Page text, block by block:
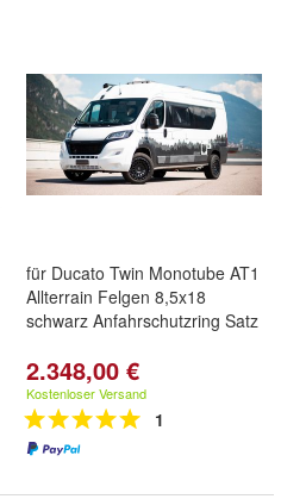
für Ducato Twin Monotube AT1
Allterrain Felgen 8,5x18
schwarz Anfahrschutzring Satz
2.348,00 €
Kostenloser Versand
1